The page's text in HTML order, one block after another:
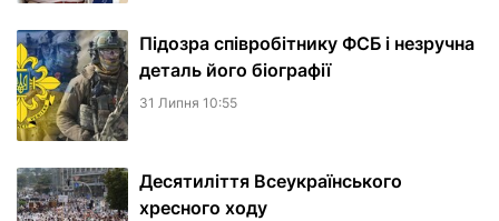
Підозра співробітнику ФСБ і незручна
деталь його біографії
31 Липня 10:55
Десятиліття Всеукраїнського
хресного ходу